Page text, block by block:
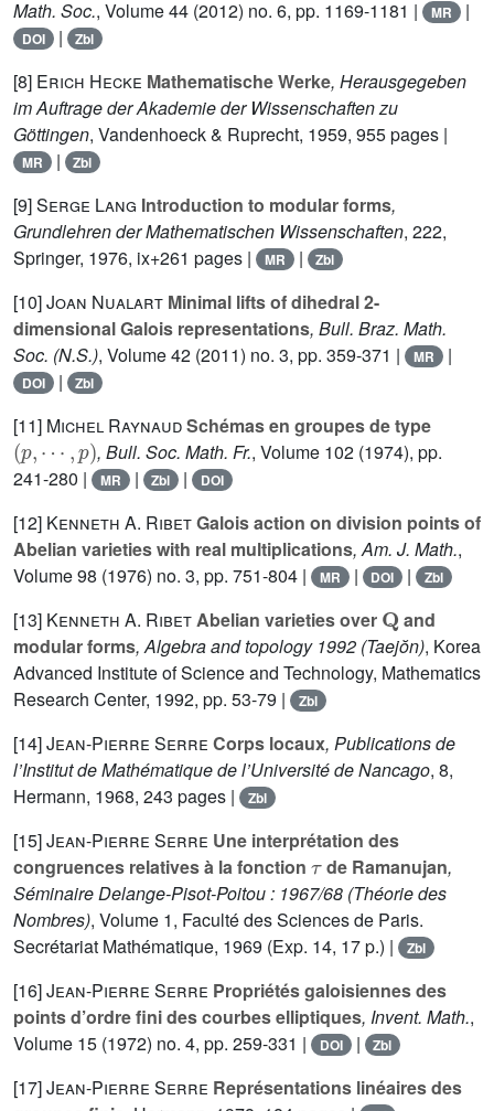
Math. Soc., Volume 44 (2012) no. 6, pp. 1169-1181 | MR |
DOI | Zbl
[8] Erich Hecke Mathematische Werke, Herausgegeben
im Auftrage der Akademie der Wissenschaften zu
Göttingen, Vandenhoeck & Ruprecht, 1959, 955 pages |
MR | Zbl
[9]Serge Lang Introduction to modular forms,
Grundlehren der Mathematischen Wissenschaften, 222,
Springer, 1976, ix+261 pages |
MR | Zbl
[10]Joan Nualart Minimal lifts of dihedral 2-
dimensional Galois representations, Bull. Braz. Math.
Soc. (N.S.), Volume 42 (2011) no. 3, pp. 359-371 | MR |
DOI | Zbl
[11] Michel RaynaudSchémas en groupes de type
(p,⋯,p)
, Bull. Soc. Math. Fr., Volume 102 (1974), pp.
241-280 |
MR | Zbl | DOI
[12] Kenneth A. RibetGalois action on division points of
Abelian varieties with real multiplications, Am. J. Math.,
Volume 98 (1976) no. 3, pp. 751-804 | MR | DOI | Zbl
[13] Kenneth A. RibetAbelian varieties over
and
modular forms, Algebra and topology 1992 (Taejŏn), Korea
Advanced Institute of Science and Technology, Mathematics
Research Center, 1992, pp. 53-79 |
Zbl
[14]Jean-Pierre Serre Corps locaux, Publications de
l’Institut de Mathématique de l’Université de Nancago, 8,
Hermann, 1968, 243 pages |
Zbl
[15]Jean-Pierre Serre Une interprétation des
congruences relatives à la fonction
τ
de Ramanujan,
Séminaire Delange-Pisot-Poitou : 1967/68 (Théorie des
Nombres), Volume 1, Faculté des Sciences de Paris.
Secrétariat Mathématique, 1969 (Exp. 14, 17 p.) |
Zbl
[16]Jean-Pierre Serre Propriétés galoisiennes des
points d’ordre fini des courbes elliptiques, Invent. Math.,
Volume 15 (1972) no. 4, pp. 259-331 | DOI | Zbl
[17]Jean-Pierre Serre Représentations linéaires des